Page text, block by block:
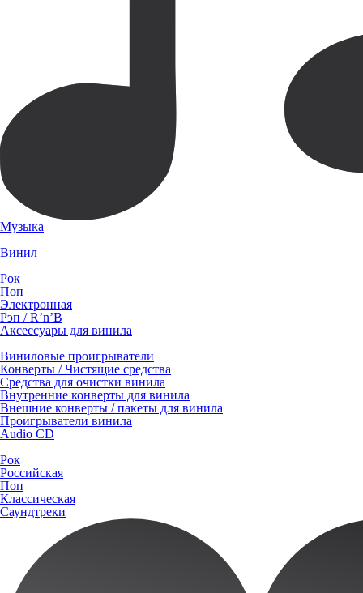
Музыка
Винил
Рок
Поп
Электронная
Рэп / R’n’B
Аксессуары для винила
Виниловые проигрыватели
Конверты / Чистящие средства
Средства для очистки винила
Внутренние конверты для винила
Внешние конверты / пакеты для винила
Проигрыватели винила
Audio CD
Рок
Российская
Поп
Классическая
Саундтреки